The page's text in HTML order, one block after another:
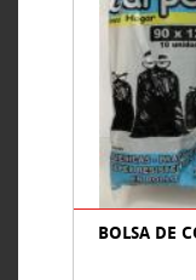
BOLSA DE